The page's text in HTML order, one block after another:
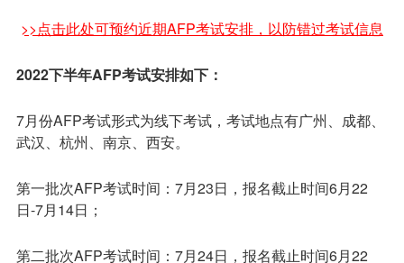
>>点击此处可预约近期AFP考试安排，以防错过考试信息
2022下半年AFP考试安排如下：
7月份AFP考试形式为线下考试，考试地点有广州、成都、
武汉、杭州、南京、西安。
第一批次AFP考试时间：7月23日，报名截止时间6月22
日-7月14日；
第二批次AFP考试时间：7月24日，报名截止时间6月22